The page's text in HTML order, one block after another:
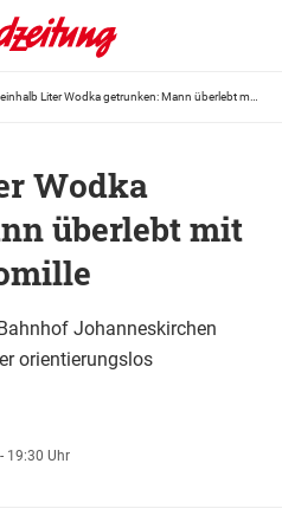
Wodka
überlebt mit
Johanneskirchen
orientierungslos
19:30 Uhr